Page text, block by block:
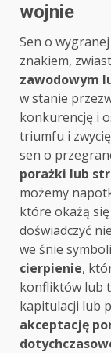
wojnie
Sen o
znakiem,
zawodowym
w stanie
konkurencję i
triumfu i
sen o
porażki lub
możemy
które okażą
doświadczyć
we śnie
cierpienie,
konfliktów lub
kapitulacji lub
akceptację